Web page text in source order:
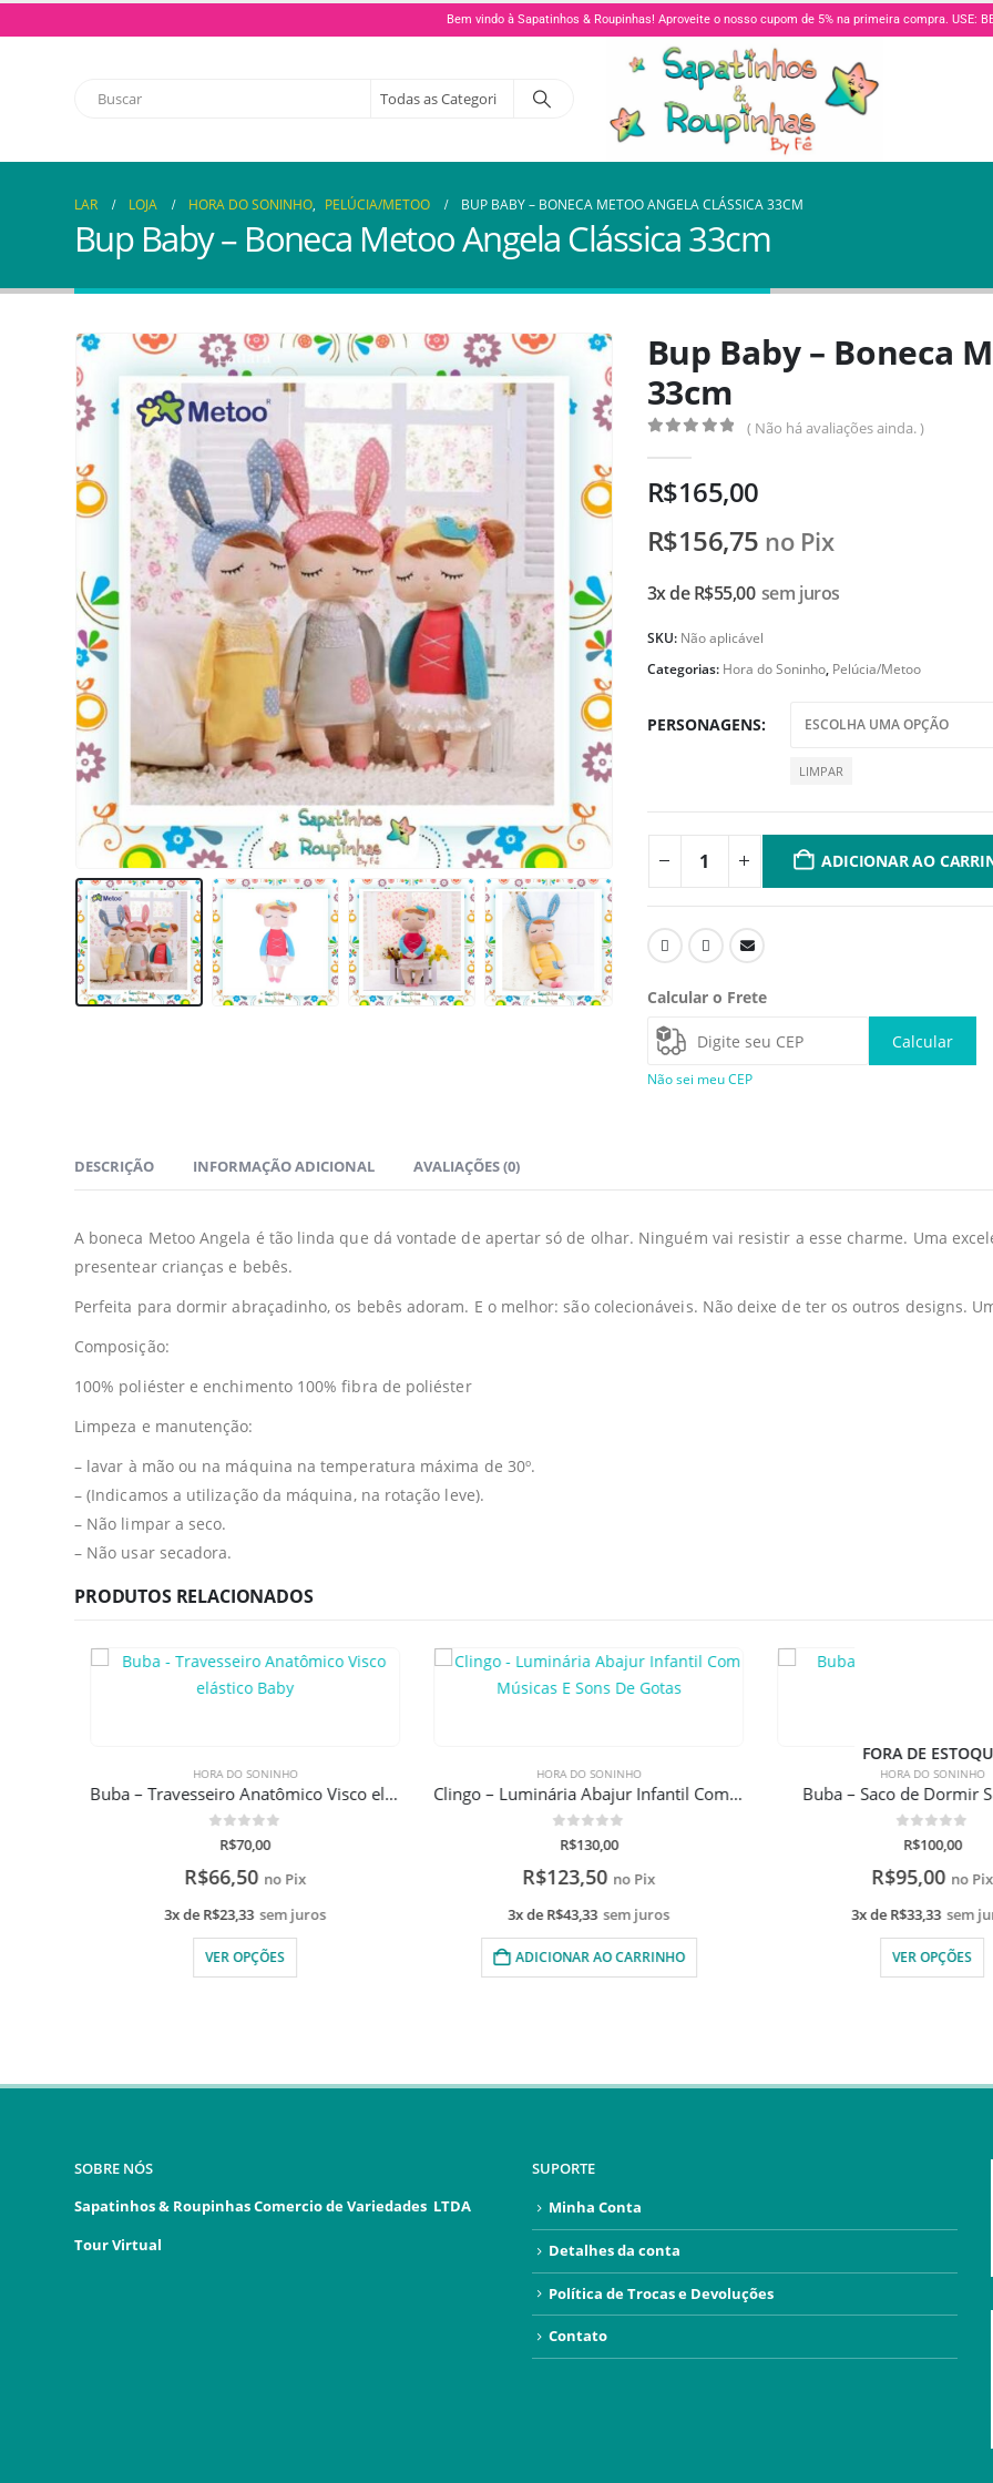
Bem vindo à Sapatinhos & Roupinhas! Aproveite o nosso cupom de 5% na primeira compra. USE:
LAR LOJA HORA DO SONINHO, PELÚCIA/METOO BUP BABY – BONECA METOO ANGELA CLÁSSICA 33CM
Bup Baby – Boneca Metoo Angela Clássica 33cm
Bup Baby – Boneca
33cm
( Não há avaliações ainda. )
R$165,00
R$156,75 no Pix
3x deR$55,00 sem juros
SKU: Não aplicável
Categorias: Hora do Soninho, Pelúcia/Metoo
PERSONAGENS
LIMPAR
ADICIONAR AO
Calcular o Frete
Calcular
Não sei meu CEP
DESCRIÇÃO INFORMAÇÃO ADICIONAL AVALIAÇÕES (0)
A boneca Metoo Angela é tão linda que dá vontade de apertar só de olhar. Ninguém vai resistir a esse charme. Uma
presentear crianças e bebês.
Perfeita para dormir abraçadinho, os bebês adoram. E o melhor: são colecionáveis. Não deixe de ter os outros designs.
Composição:
100% poliéster e enchimento 100% fibra de poliéster
Limpeza e manutenção:
– lavar à mão ou na máquina na temperatura máxima de 30º.
– (Indicamos a utilização da máquina, na rotação leve).
– Não limpar a seco.
– Não usar secadora.
PRODUTOS RELACIONADOS
HORA DO SONINHO
Buba – Travesseiro Anatômico Visco elástico Baby
de 5
70,00
R$66,50 no Pix
3x deR$23,33 sem juros
VER OPÇÕES
HORA DO SONINHO
Clingo – Luminária Abajur Infantil Com Músicas E Sons De Gotas
de 5
130,00
R$123,50 no Pix
3x deR$43,33 sem juros
ADICIONAR AO CARRINHO
FORA DE ESTOQUE
HORA DO SONINHO
Buba – Saco de Dormir
de 5
100,00
R$95,00 no Pix
3x deR$33,33 sem
VER OPÇÕES
SOBRE NÓS
Sapatinhos & Roupinhas Comercio de Variedades LTDA
Tour Virtual
SUPORTE
Minha Conta
Detalhes da conta
Política de Trocas e Devoluções
Contato